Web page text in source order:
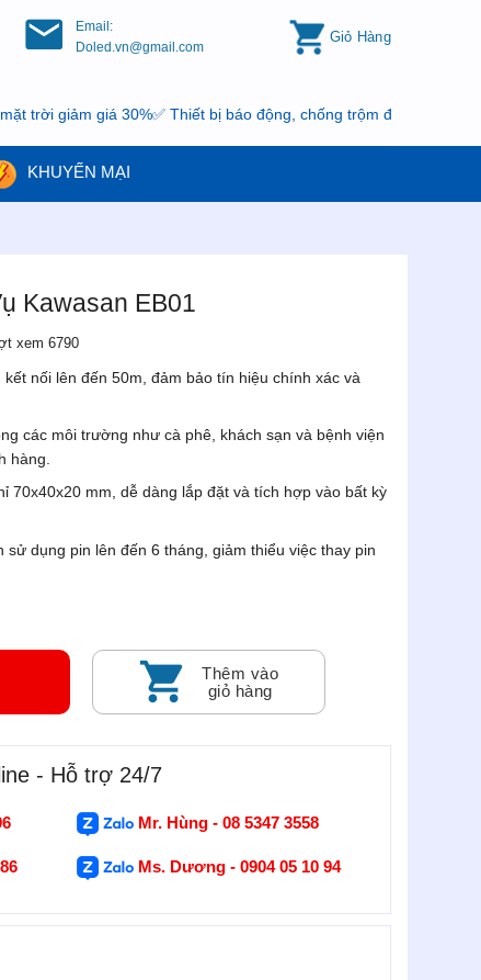
Email:
Doled.vn@gmail.com
Giỏ Hàng
giảm giá 30%✅ Thiết bị báo động, chống trộm đang có khuyến
KHUYẾN MẠI
Kawasan EB01
xem 6790
nối lên đến 50m, đảm bảo tín hiệu chính xác và
các môi trường như cà phê, khách sạn và bệnh viện
hàng.
70x40x20 mm, dễ dàng lắp đặt và tích hợp vào bất kỳ
dụng pin lên đến 6 tháng, giảm thiểu việc thay pin
Thêm vào
giỏ hàng
- Hỗ trợ 24/7
Mr. Hùng - 08 5347 3558
Ms. Dương - 0904 05 10 94